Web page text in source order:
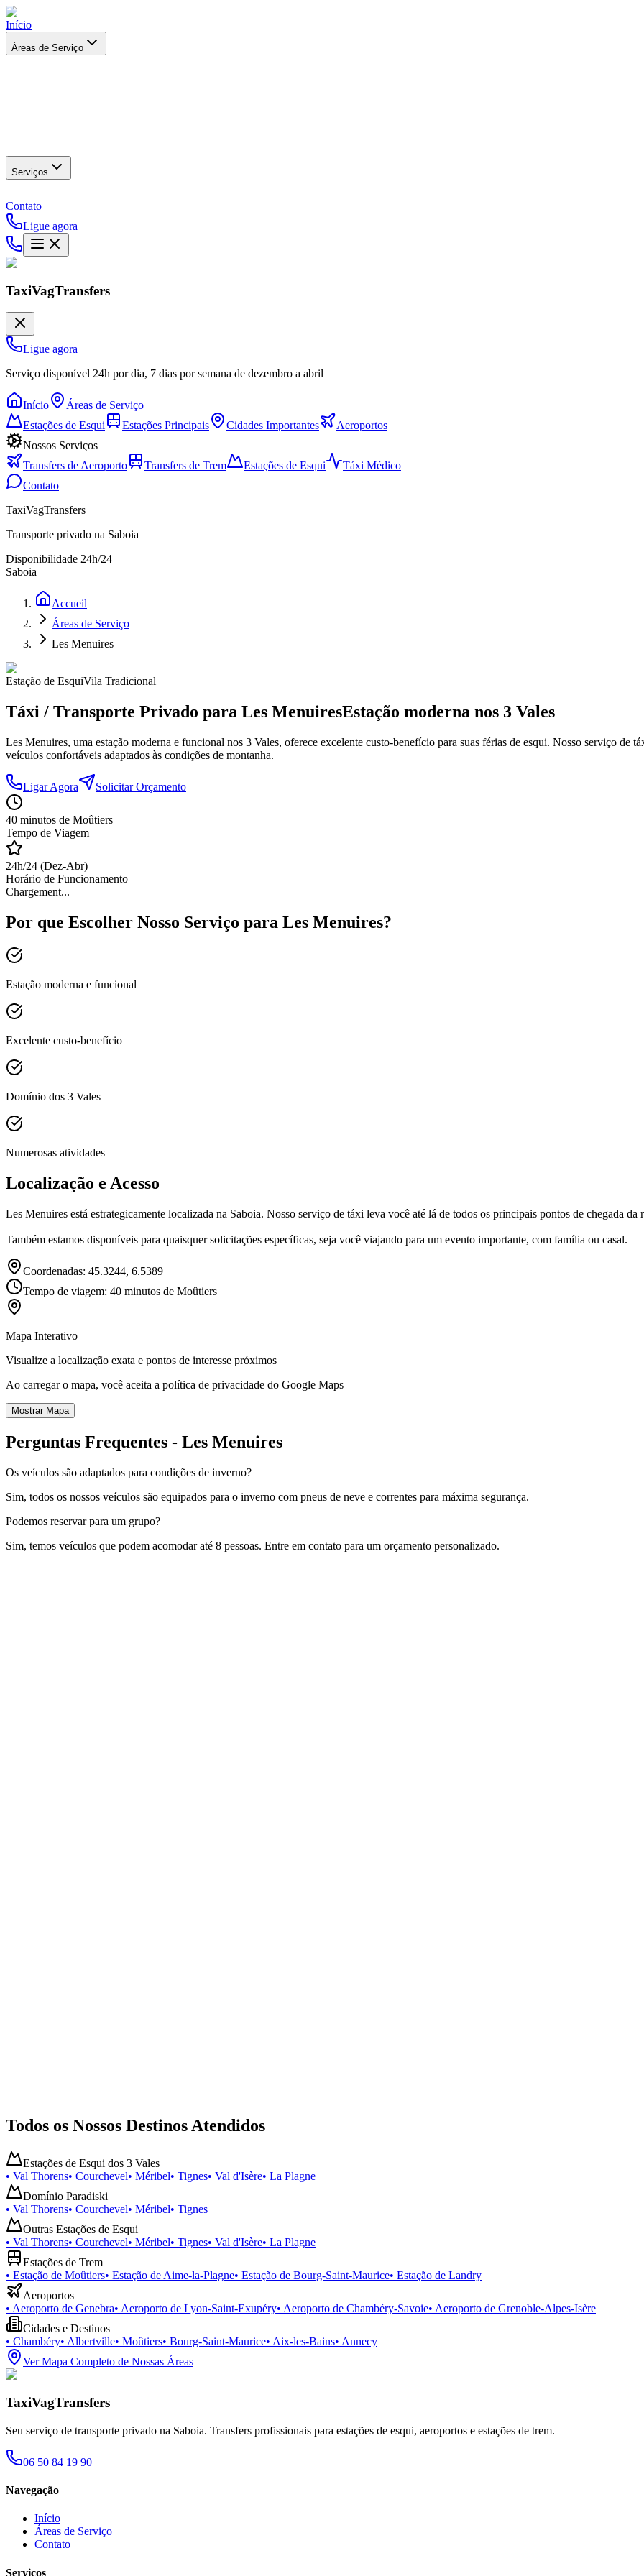
Início
Áreas de Serviço
Serviços
Contato
Ligue agora
TaxiVagTransfers
Ligue agora
Serviço disponível 24h por dia, 7 dias por semana de dezembro a abril
Início
Áreas de Serviço
Estações de Esqui
Estações Principais Cidades Importantes
Aeroportos
Nossos Serviços
Transfers de Aeroporto
Transfers de Trem Estações de Esqui
Táxi Médico
Contato
TaxiVagTransfers
Transporte privado na Saboia
Disponibilidade 24h/24
Saboia
Accueil
Áreas de Serviço
Les Menuires
Estação de EsquiVila Tradicional
Táxi / Transporte Privado para Les MenuiresEstação moderna nos 3 Vales
Les Menuires, uma estação moderna e funcional nos 3 Vales, oferece excelente custo-benefício para suas férias de esqui. Nosso serviço de
veículos confortáveis adaptados às condições de montanha.
Ligar Agora Solicitar Orçamento
40 minutos de Moûtiers
Tempo de Viagem
24h/24 (Dez-Abr)
Horário de Funcionamento
Chargement...
Por que Escolher Nosso Serviço para Les Menuires?
Estação moderna e funcional
Excelente custo-benefício
Domínio dos 3 Vales
Numerosas atividades
Localização e Acesso
Les Menuires está estrategicamente localizada na Saboia. Nosso serviço de táxi leva você até lá de todos os principais pontos de chegada da
Também estamos disponíveis para quaisquer solicitações específicas, seja você viajando para um evento importante, com família ou casal.
Coordenadas: 45.3244, 6.5389
Tempo de viagem: 40 minutos de Moûtiers
Mapa Interativo
Visualize a localização exata e pontos de interesse próximos
Ao carregar o mapa, você aceita a política de privacidade do Google Maps
Mostrar Mapa
Perguntas Frequentes - Les Menuires
Os veículos são adaptados para condições de inverno?
Sim, todos os nossos veículos são equipados para o inverno com pneus de neve e correntes para máxima segurança.
Podemos reservar para um grupo?
Sim, temos veículos que podem acomodar até 8 pessoas. Entre em contato para um orçamento personalizado.
Todos os Nossos Destinos Atendidos
Estações de Esqui dos 3 Vales
• Val Thorens• Courchevel• Méribel• Tignes• Val d'Isère• La Plagne
Domínio Paradiski
• Val Thorens• Courchevel• Méribel• Tignes
Outras Estações de Esqui
• Val Thorens• Courchevel• Méribel• Tignes• Val d'Isère• La Plagne
Estações de Trem
• Estação de Moûtiers• Estação de Aime-la-Plagne• Estação de Bourg-Saint-Maurice• Estação de Landry
Aeroportos
• Aeroporto de Genebra• Aeroporto de Lyon-Saint-Exupéry• Aeroporto de Chambéry-Savoie• Aeroporto de Grenoble-Alpes-Isère
Cidades e Destinos
• Chambéry• Albertville• Moûtiers• Bourg-Saint-Maurice• Aix-les-Bains• Annecy
Ver Mapa Completo de Nossas Áreas
TaxiVagTransfers
Seu serviço de transporte privado na Saboia. Transfers profissionais para estações de esqui, aeroportos e estações de trem.
06 50 84 19 90
Navegação
Início
Áreas de Serviço
Contato
Serviços